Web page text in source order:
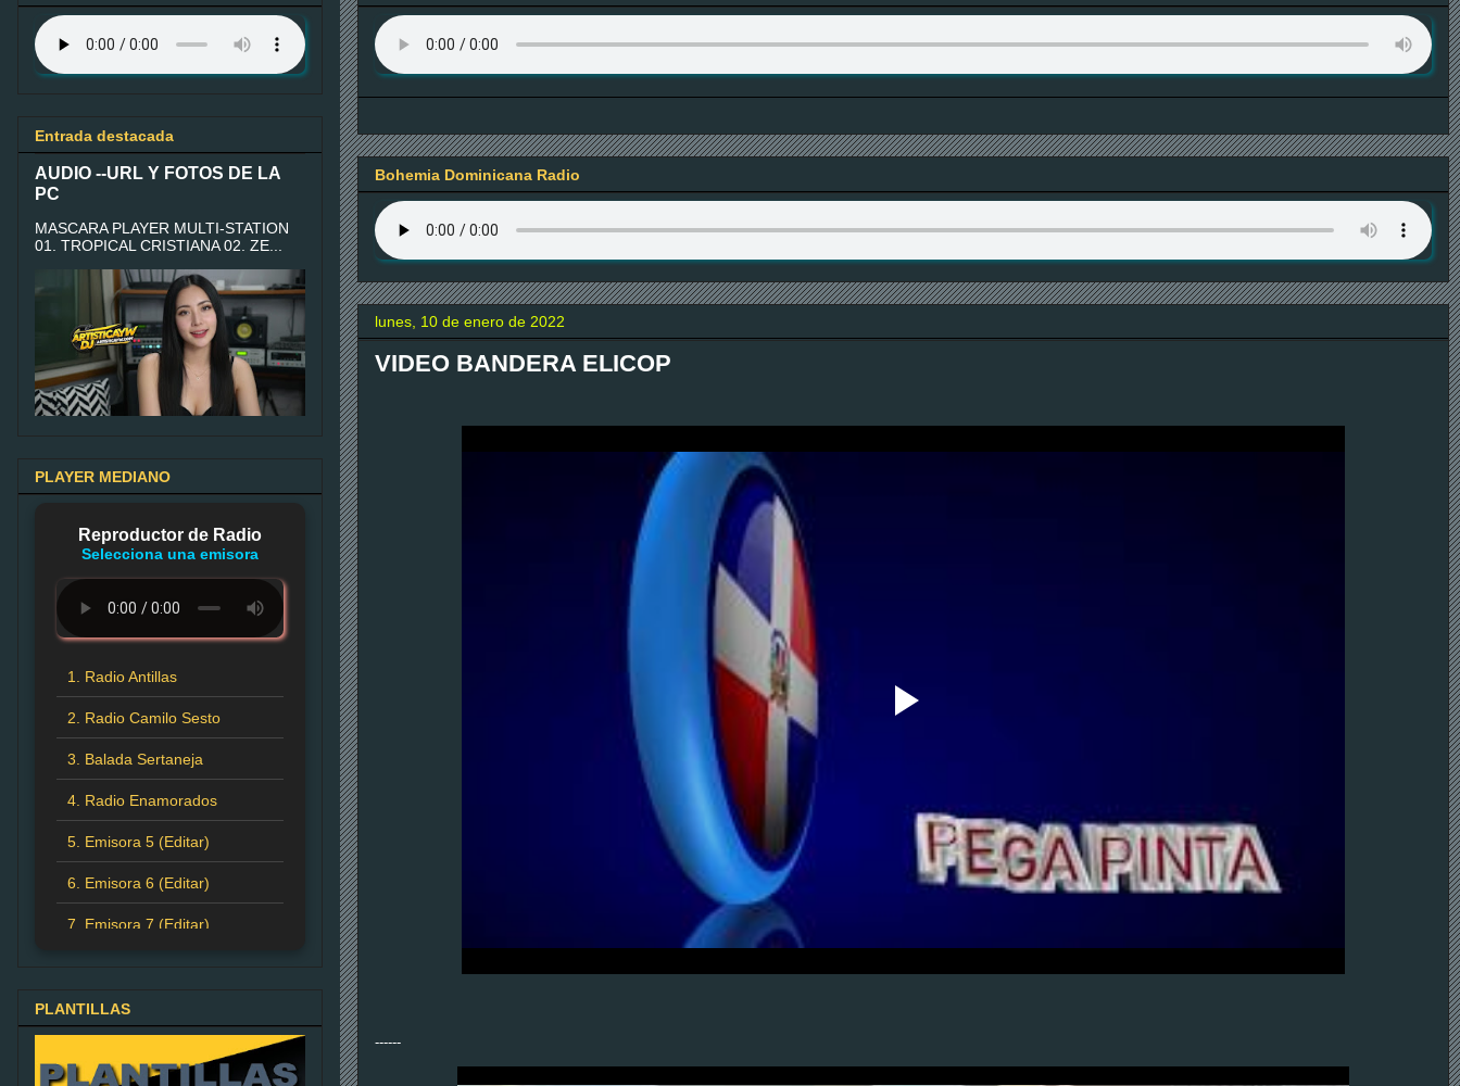
Bohemia Dominicana Radio
lunes, 10 de enero de 2022
VIDEO BANDERA ELICOP
------
Entrada destacada
AUDIO --URL Y FOTOS DE LA
PC
MASCARA PLAYER MULTI-STATION
01. TROPICAL CRISTIANA 02. ZE...
PLAYER MEDIANO
Reproductor de Radio
Selecciona una emisora
1. Radio Antillas
2. Radio Camilo Sesto
3. Balada Sertaneja
4. Radio Enamorados
5. Emisora 5 (Editar)
6. Emisora 6 (Editar)
7. Emisora 7 (Editar)
PLANTILLAS